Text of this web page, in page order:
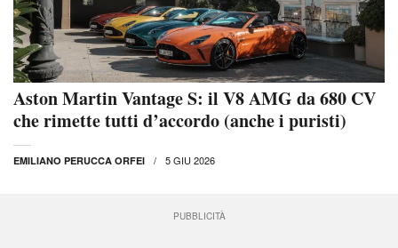
Aston Martin Vantage S: il V8 AMG da 680 CV
che rimette tutti d’accordo (anche i puristi)
EMILIANO PERUCCA ORFEI 5 GIU 2026
PUBBLICITÀ